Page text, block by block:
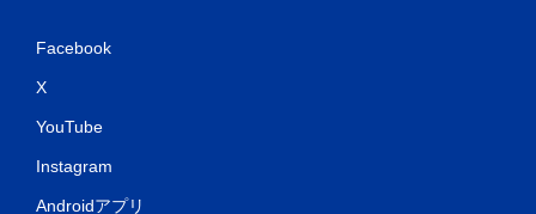
Facebook
X
YouTube
Instagram
Androidアプリ